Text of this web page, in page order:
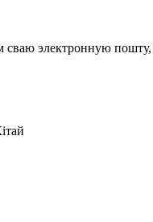
электронную пошту,